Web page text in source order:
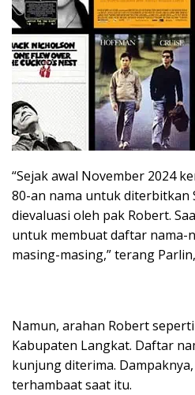
“Sejak awal November 2024
80-an nama untuk diterbitkan
dievaluasi oleh pak Robert.
untuk membuat daftar nama-
masing-masing,” terang
Namun, arahan Robert
Kabupaten Langkat. Daftar
kunjung diterima.
terhambaat saat itu.